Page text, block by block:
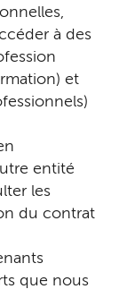
à des
et
entité
les
du contrat
que nous